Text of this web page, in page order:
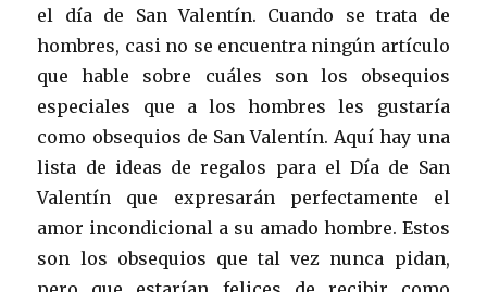
el día de San Valentín. Cuando se trata de
hombres, casi no se encuentra ningún artículo
que hable sobre cuáles son los obsequios
especiales que a los hombres les gustaría
como obsequios de San Valentín. Aquí hay una
lista de ideas de regalos para el Día de San
Valentín que expresarán perfectamente el
amor incondicional a su amado hombre. Estos
son los obsequios que tal vez nunca pidan,